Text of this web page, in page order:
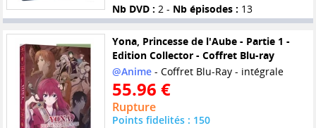
Nb DVD : 2 - Nb épisodes : 13
Yona, Princesse de l'Aube - Partie 1 -
Edition Collector - Coffret Blu-ray
@Anime- Coffret Blu-Ray - intégrale
55.96 €
Rupture
Points fidelités : 150